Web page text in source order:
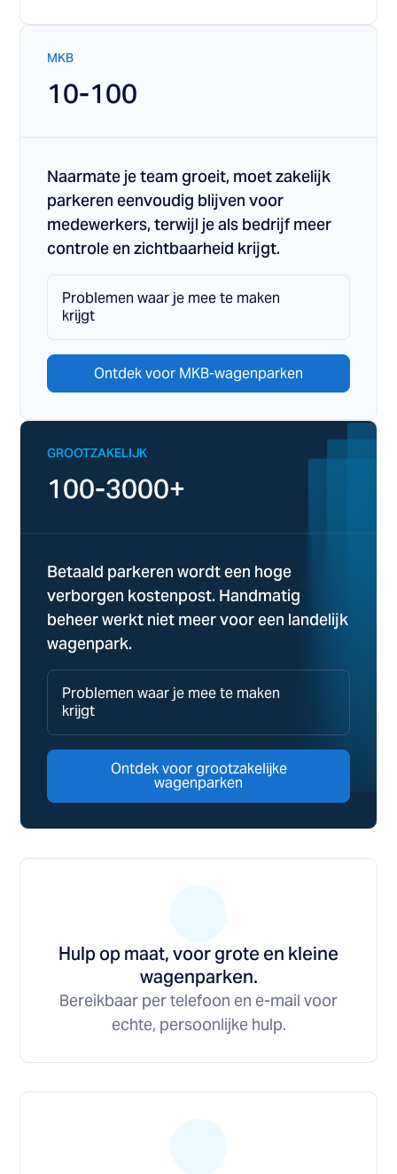
MKB
10-100
Naarmate je team groeit, moet zakelijk
parkeren eenvoudig blijven voor
medewerkers, terwijl je als bedrijf meer
controle en zichtbaarheid krijgt.
Problemen waar je mee te maken
krijgt
Ontdek voor MKB-wagenparken
GROOTZAKELIJK
100-3000+
Betaald parkeren wordt een hoge
verborgen kostenpost. Handmatig
beheer werkt niet meer voor een landelijk
wagenpark.
Problemen waar je mee te maken
krijgt
Ontdek voor grootzakelijke
wagenparken
Hulp op maat, voor grote en kleine
wagenparken.
Bereikbaar per telefoon en e-mail voor
echte, persoonlijke hulp.